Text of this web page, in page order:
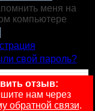
меня на
компьютере
свой пароль?
отзыв:
нам через
обратной связи.